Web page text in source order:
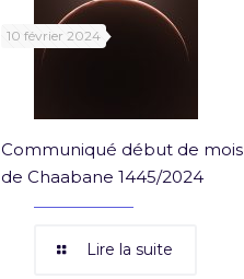
10 février 2024
Communiqué début de mois
de Chaabane 1445/2024
Lire la suite